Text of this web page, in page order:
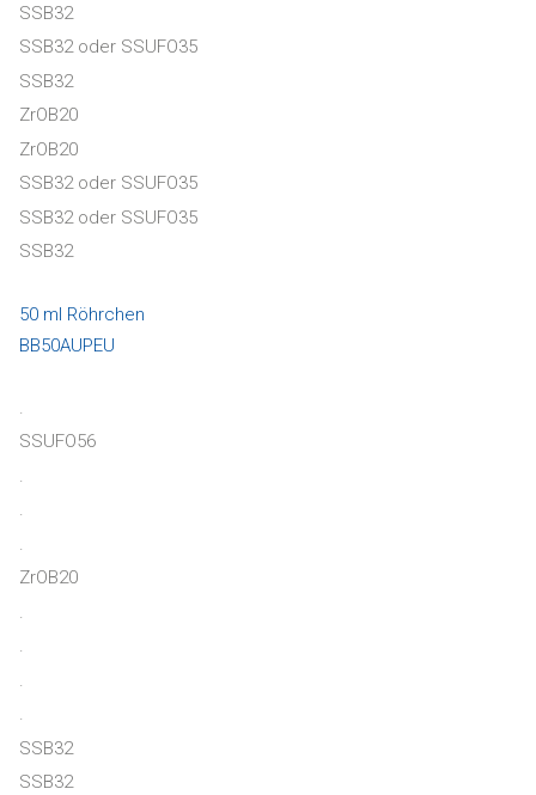
SSB32
SSB32 oder SSUFO35
SSB32
ZrOB20
ZrOB20
SSB32 oder SSUFO35
SSB32 oder SSUFO35
SSB32
50 ml Röhrchen
BB50AUPEU
SSUFO56
.
ZrOB20
.
.
SSB32
SSB32